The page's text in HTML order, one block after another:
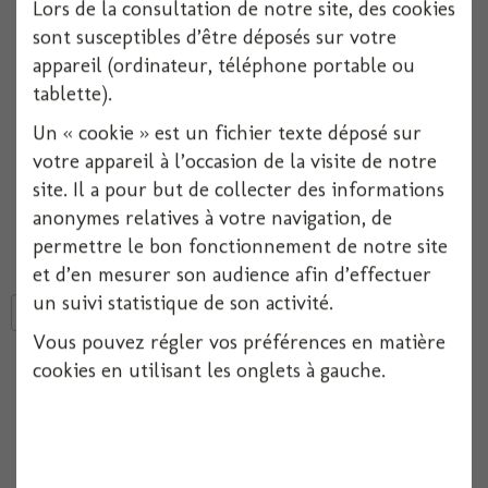
Réf :3660380011057
Conditionnement : 2
Ajouter à ma liste d'envies
Photophore "C'est la fête" Rouge, par lot de 2 photophores.
Tweet Partager Google+ Pinterest
Aucun point de fidélité pour ce produit.
Lors de la consultation de notre site, des cookies
sont susceptibles d’être déposés sur votre
appareil (ordinateur, téléphone portable ou
tablette).
Un « cookie » est un fichier texte déposé sur
votre appareil à l’occasion de la visite de notre
site. Il a pour but de collecter des informations
anonymes relatives à votre navigation, de
permettre le bon fonctionnement de notre site
et d’en mesurer son audience afin d’effectuer
un suivi statistique de son activité.
Vous pouvez régler vos préférences en matière
cookies en utilisant les onglets à gauche.